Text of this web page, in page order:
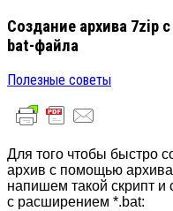
Создание архива 7zip
bat-файла
Полезные советы
Для того чтобы быстро
архив с помощью
напишем такой скрипт и
с расширением *.bat: